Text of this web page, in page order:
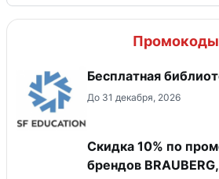
Промокоды
Бесплатная
До 31 декабря, 2026
Скидка 10% по
брендов